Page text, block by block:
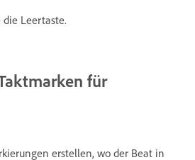
die Leertaste.
für
erstellen, wo der Beat in